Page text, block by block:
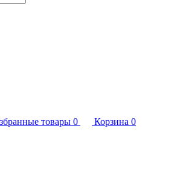
товары 0 Корзина 0